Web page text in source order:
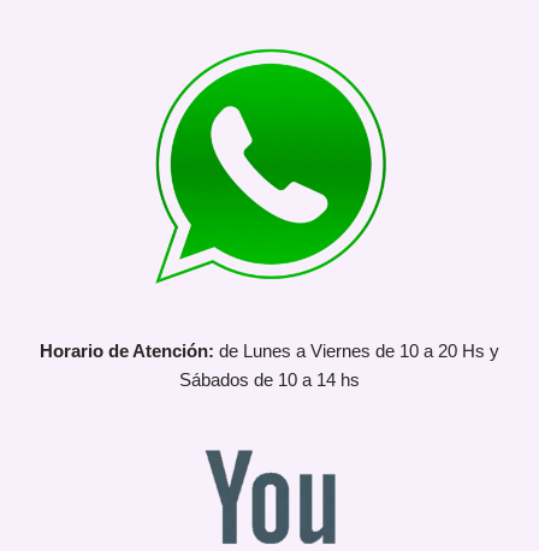
Horario de Atención: de Lunes a Viernes de 10 a 20 Hs y
Sábados de 10 a 14 hs